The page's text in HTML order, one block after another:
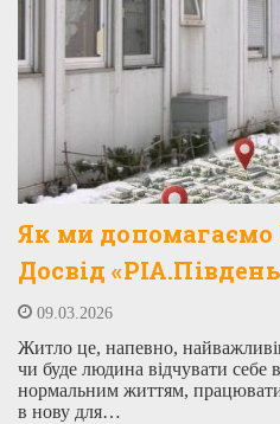
Як ми
Досвід
09.03.2026
Житло це, напевно,
чи буде людина відчувати
нормальним життям, працювати
в нову для…